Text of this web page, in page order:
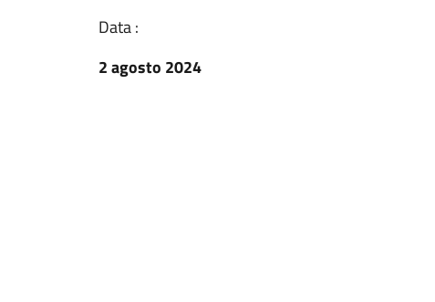
Data :
2 agosto 2024